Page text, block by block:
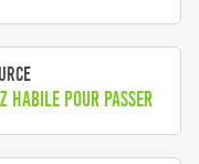
habile pour passer